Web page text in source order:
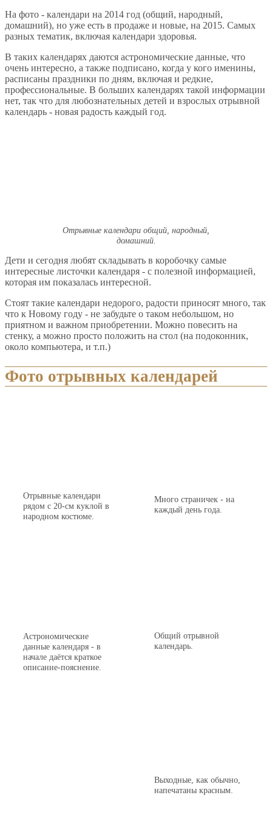
На фото - календари на 2014 год (общий, народный,
домашний), но уже есть в продаже и новые, на 2015. Самых
разных тематик, включая календари здоровья.
В таких календарях даются астрономические данные, что
очень интересно, а также подписано, когда у кого именины,
расписаны праздники по дням, включая и редкие,
профессиональные. В больших календарях такой информации
нет, так что для любознательных детей и взрослых отрывной
календарь - новая радость каждый год.
Отрывные календари общий, народный,
домашний.
Дети и сегодня любят складывать в коробочку самые
интересные листочки календаря - с полезной информацией,
которая им показалась интересной.
Стоят такие календари недорого, радости приносят много, так
что к Новому году - не забудьте о таком небольшом, но
приятном и важном приобретении. Можно повесить на
стенку, а можно просто положить на стол (на подоконник,
около компьютера, и т.п.)
Фото отрывных календарей
Отрывные календари
рядом с 20-см куклой в
народном костюме.
Много страничек - на
каждый день года.
Астрономические
данные календаря - в
начале даётся краткое
описание-пояснение.
Общий отрывной
календарь.
Выходные, как обычно,
напечатаны красным.